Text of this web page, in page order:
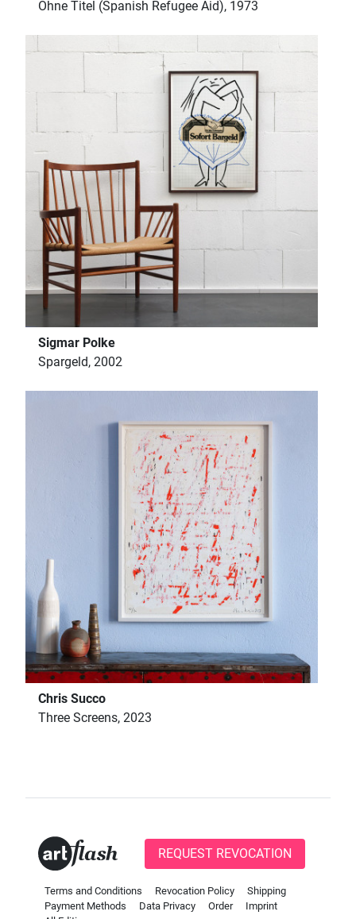
Ohne Titel (Spanish Refugee Aid), 1973
Sigmar Polke
Spargeld, 2002
Chris Succo
Three Screens, 2023
REQUEST REVOCATION
Terms and Conditions Revocation Policy
Shipping
Payment Methods
Data Privacy Order
Imprint